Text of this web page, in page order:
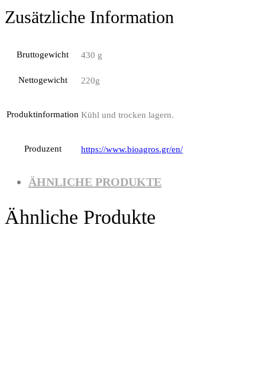
Zusätzliche Information
Bruttogewicht 430 g
Nettogewicht 220g
Produktinformation Kühl und trocken lagern.
Produzent https://www.bioagros.gr/en/
ÄHNLICHE PRODUKTE
Ähnliche Produkte